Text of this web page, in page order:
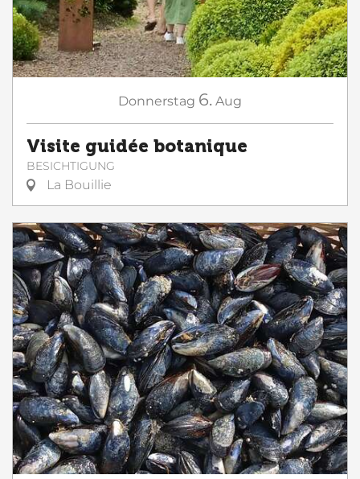
Donnerstag 6. Aug
Visite guidée botanique
BESICHTIGUNG
La Bouillie